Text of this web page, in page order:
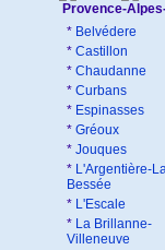
Provence-
* Belvédere
* Castillon
* Chaudanne
* Curbans
* Espinasses
* Gréoux
* Jouques
* L'Argentière-
Bessée
* L'Escale
* La Brillanne-
Villeneuve